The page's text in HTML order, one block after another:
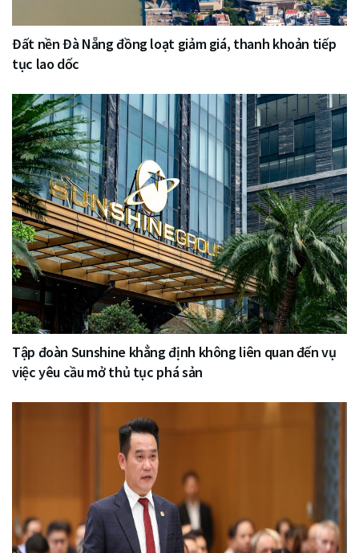
Đất nền Đà Nẵng đồng loạt giảm giá, thanh khoản tiếp
tục lao dốc
Tập đoàn Sunshine khẳng định không liên quan đến vụ
việc yêu cầu mở thủ tục phá sản